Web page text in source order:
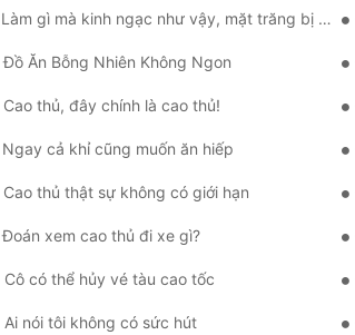
gì mà kinh ngạc như vậy, mặt trăng bị nổ sao?
Ăn Bỗng Nhiên Không Ngon
thủ, đây chính là cao thủ!
cả khỉ cũng muốn ăn hiếp
thủ thật sự không có giới hạn
xem cao thủ đi xe gì?
Cô có thể hủy vé tàu cao tốc
Ai nói tôi không có sức hút